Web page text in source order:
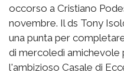
occorso a Cristiano
novembre. Il ds Tony
una punta per
di mercoledì amichevole
l'ambizioso Casale di